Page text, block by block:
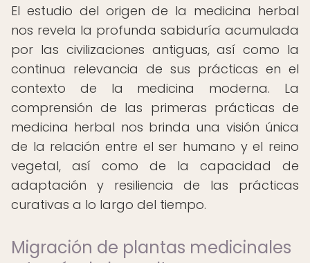
El estudio del origen de la medicina herbal
nos revela la profunda sabiduría acumulada
por las civilizaciones antiguas, así como la
continua relevancia de sus prácticas en el
contexto de la medicina moderna. La
comprensión de las primeras prácticas de
medicina herbal nos brinda una visión única
de la relación entre el ser humano y el reino
vegetal, así como de la capacidad de
adaptación y resiliencia de las prácticas
curativas a lo largo del tiempo.
Migración de plantas medicinales